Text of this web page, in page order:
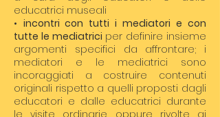
educatrici museali
• incontri con tutti i mediatori e con
tutte le mediatrici per definire insieme
argomenti specifici da affrontare; i
mediatori e le mediatrici sono
incoraggiati a costruire contenuti
originali rispetto a quelli proposti dagli
educatori e dalle educatrici durante
le visite ordinarie, oppure rivolte ai